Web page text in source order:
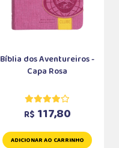
Bíblia dos Aventureiros -
Capa Rosa
R$ 117,80
ADICIONAR AO CARRINHO